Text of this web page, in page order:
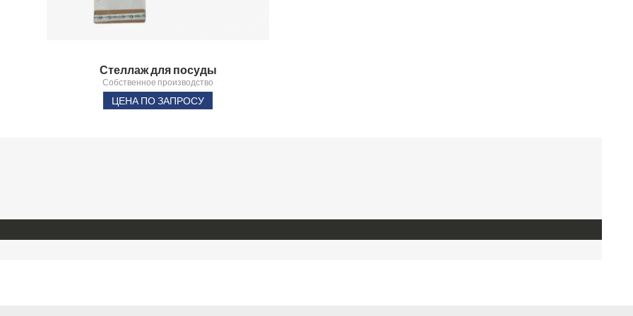
Стеллаж для посуды
Собственное производство
ЦЕНА ПО ЗАПРОСУ